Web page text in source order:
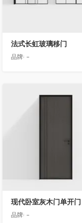
法式长虹玻璃移门
品牌: -
现代卧室灰木门单开门
品牌: -